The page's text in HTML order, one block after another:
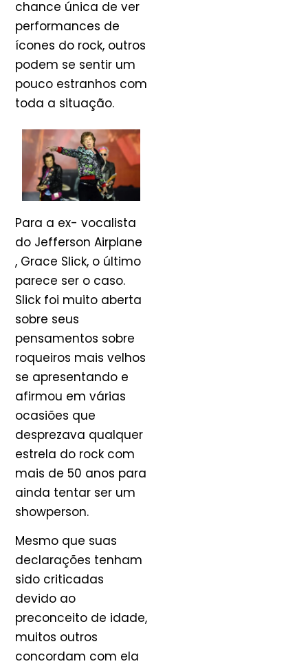
chance única de ver
performances de
ícones do rock, outros
podem se sentir um
pouco estranhos com
toda a situação.
Para a ex- vocalista
do Jefferson Airplane
, Grace Slick, o último
parece ser o caso.
Slick foi muito aberta
sobre seus
pensamentos sobre
roqueiros mais velhos
se apresentando e
afirmou em várias
ocasiões que
desprezava qualquer
estrela do rock com
mais de 50 anos para
ainda tentar ser um
showperson.
Mesmo que suas
declarações tenham
sido criticadas
devido ao
preconceito de idade,
muitos outros
concordam com ela